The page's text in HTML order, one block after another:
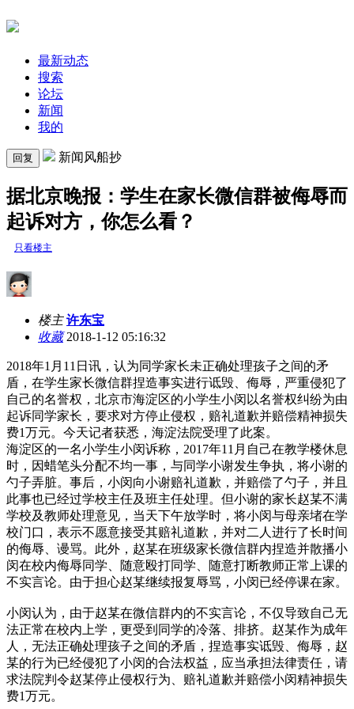
最新动态
搜索
论坛
新闻
我的
回复 新闻风船抄
据北京晚报：学生在家长微信群被侮辱而
起诉对方，你怎么看？
只看楼主
楼主 许东宝
收藏2018-1-12 05:16:32
2018年1月11日讯，认为同学家长未正确处理孩子之间的矛
盾，在学生家长微信群捏造事实进行诋毁、侮辱，严重侵犯了
自己的名誉权，北京市海淀区的小学生小闵以名誉权纠纷为由
起诉同学家长，要求对方停止侵权，赔礼道歉并赔偿精神损失
费1万元。今天记者获悉，海淀法院受理了此案。
海淀区的一名小学生小闵诉称，2017年11月自己在教学楼休息
时，因蜡笔头分配不均一事，与同学小谢发生争执，将小谢的
勺子弄脏。事后，小闵向小谢赔礼道歉，并赔偿了勺子，并且
此事也已经过学校主任及班主任处理。但小谢的家长赵某不满
学校及教师处理意见，当天下午放学时，将小闵与母亲堵在学
校门口，表示不愿意接受其赔礼道歉，并对二人进行了长时间
的侮辱、谩骂。此外，赵某在班级家长微信群内捏造并散播小
闵在校内侮辱同学、随意殴打同学、随意打断教师正常上课的
不实言论。由于担心赵某继续报复辱骂，小闵已经停课在家。
小闵认为，由于赵某在微信群内的不实言论，不仅导致自己无
法正常在校内上学，更受到同学的冷落、排挤。赵某作为成年
人，无法正确处理孩子之间的矛盾，捏造事实诋毁、侮辱，赵
某的行为已经侵犯了小闵的合法权益，应当承担法律责任，请
求法院判令赵某停止侵权行为、赔礼道歉并赔偿小闵精神损失
费1万元。